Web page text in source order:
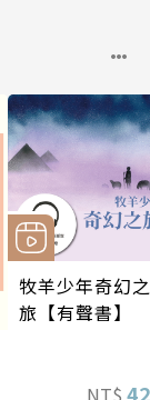
牧羊少年奇幻之
旅【有聲書】
NT$